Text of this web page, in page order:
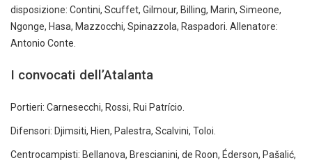
disposizione: Contini, Scuffet, Gilmour, Billing, Marin, Simeone,
Ngonge, Hasa, Mazzocchi, Spinazzola, Raspadori. Allenatore:
Antonio Conte.
I convocati dell’Atalanta
Portieri: Carnesecchi, Rossi, Rui Patrício.
Difensori: Djimsiti, Hien, Palestra, Scalvini, Toloi.
Centrocampisti: Bellanova, Brescianini, de Roon, Éderson, Pašalić,